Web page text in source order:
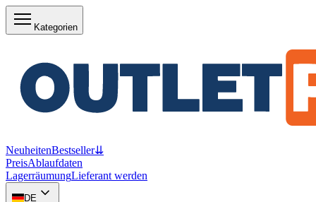
Kategorien
NeuheitenBestseller⇊
PreisAblaufdaten
LagerräumungLieferant werden
DE